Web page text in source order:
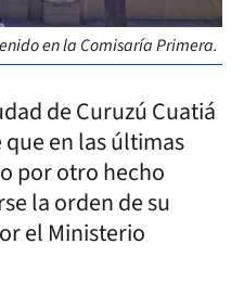
en la Comisaría Primera.
de Curuzú Cuatiá
en las últimas
por otro hecho
la orden de su
el Ministerio